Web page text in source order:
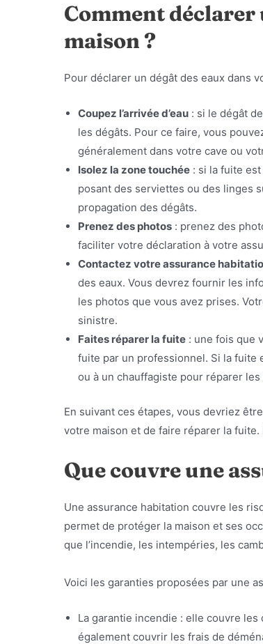
Comment déclarer
maison ?
Pour déclarer un dégât des eaux dans
Coupez l’arrivée d’eau : si le dégât
les dégâts. Pour ce faire, vous
généralement dans votre cave ou
Isolez la zone touchée : si la fuite
posant des serviettes ou des linges
propagation des dégâts.
Prenez des photos : prenez des
faciliter votre déclaration à votre
Contactez votre assurance
des eaux. Vous devrez fournir les
les photos que vous avez prises.
sinistre.
Faites réparer la fuite : une fois que
fuite par un professionnel. Si la
ou à un chauffagiste pour réparer
En suivant ces étapes, vous devriez
votre maison et de faire réparer la fuite.
Que couvre une
Une assurance habitation couvre les
permet de protéger la maison et ses
que l’incendie, les intempéries, les
Voici les garanties proposées par une
La garantie incendie : elle couvre
également couvrir les frais de